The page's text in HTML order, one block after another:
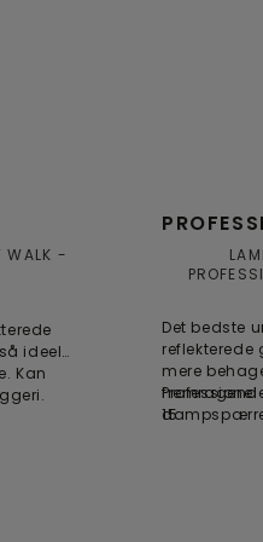
WALK
ideel
Kan
Det bedste
reflekterede
mere
15